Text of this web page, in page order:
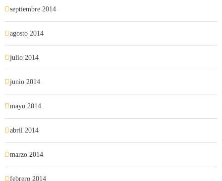
septiembre 2014
agosto 2014
julio 2014
junio 2014
mayo 2014
abril 2014
marzo 2014
febrero 2014